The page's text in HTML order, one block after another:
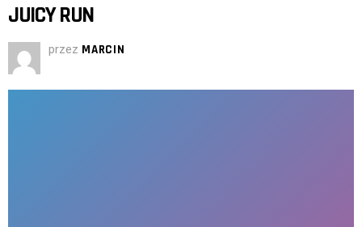
JUICY RUN
przez MARCIN